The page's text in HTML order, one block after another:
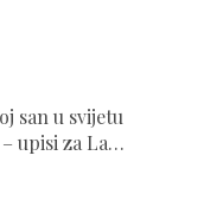
san u svijetu